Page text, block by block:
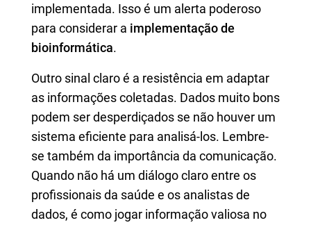
implementada. Isso é um alerta poderoso
para considerar a implementação de
bioinformática.
Outro sinal claro é a resistência em adaptar
as informações coletadas. Dados muito bons
podem ser desperdiçados se não houver um
sistema eficiente para analisá-los. Lembre-
se também da importância da comunicação.
Quando não há um diálogo claro entre os
profissionais da saúde e os analistas de
dados, é como jogar informação valiosa no